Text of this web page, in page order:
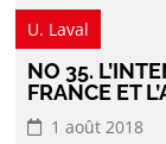
U. Laval
NO 35.
FRANCE ET
1 août 2018